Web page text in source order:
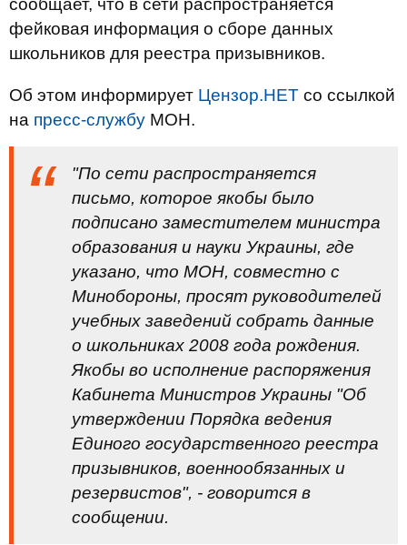
сообщает, что в сети распространяется
фейковая информация о сборе данных
школьников для реестра призывников.
Об этом информирует Цензор.НЕТ со ссылкой
на пресс-службу МОН.
"По сети распространяется
письмо, которое якобы было
подписано заместителем министра
образования и науки Украины, где
указано, что МОН, совместно с
Минобороны, просят руководителей
учебных заведений собрать данные
о школьниках 2008 года рождения.
Якобы во исполнение распоряжения
Кабинета Министров Украины "Об
утверждении Порядка ведения
Единого государственного реестра
призывников, военнообязанных и
резервистов", - говорится в
сообщении.